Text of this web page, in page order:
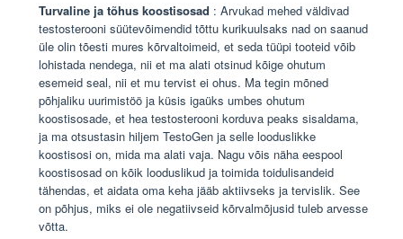
Turvaline ja tõhus koostisosad : Arvukad mehed väldivad
testosterooni süütevõimendid tõttu kurikuulsaks nad on saanud
üle olin tõesti mures kõrvaltoimeid, et seda tüüpi tooteid võib
lohistada nendega, nii et ma alati otsinud kõige ohutum
esemeid seal, nii et mu tervist ei ohus. Ma tegin mõned
põhjaliku uurimistöö ja küsis igaüks umbes ohutum
koostisosade, et hea testosterooni korduva peaks sisaldama,
ja ma otsustasin hiljem TestoGen ja selle looduslikke
koostisosi on, mida ma alati vaja. Nagu võis näha eespool
koostisosad on kõik looduslikud ja toimida toidulisandeid
tähendas, et aidata oma keha jääb aktiivseks ja tervislik. See
on põhjus, miks ei ole negatiivseid kõrvalmõjusid tuleb arvesse
võtta.